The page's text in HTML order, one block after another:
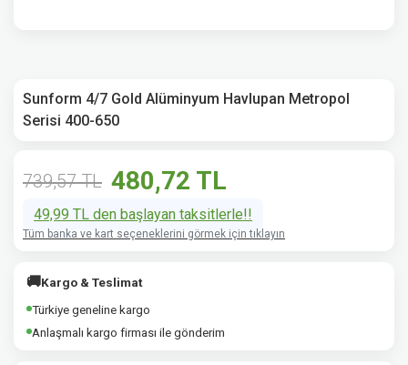
Sunform 4/7 Gold Alüminyum Havlupan Metropol
Serisi 400-650
739,57 TL 480,72 TL
49,99 TL den başlayan taksitlerle!!
Tüm banka ve kart seçeneklerini görmek için tıklayın
🚚Kargo & Teslimat
Türkiye geneline kargo
Anlaşmalı kargo firması ile gönderim